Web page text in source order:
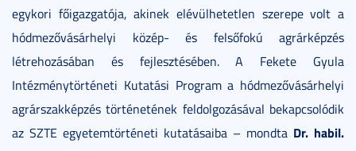
egykori főigazgatója, akinek elévülhetetlen szerepe volt a
hódmezővásárhelyi közép- és felsőfokú agrárképzés
létrehozásában és fejlesztésében. A Fekete Gyula
Intézménytörténeti Kutatási Program a hódmezővásárhelyi
agrárszakképzés történetének feldolgozásával bekapcsolódik
az SZTE egyetemtörténeti kutatásaiba – mondta Dr. habil.